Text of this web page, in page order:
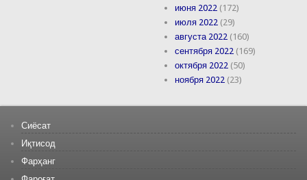
июня 2022 (172)
июля 2022 (29)
августа 2022 (160)
сентября 2022 (169)
октября 2022 (50)
ноября 2022 (23)
Сиёсат
Иқтисод
Фарҳанг